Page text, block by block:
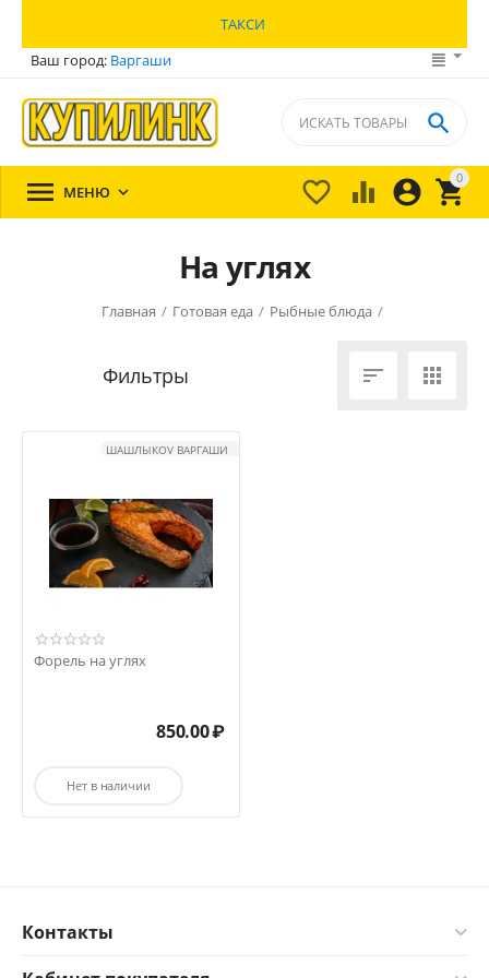
ТАКСИ
Ваш город: Варгаши
0


 

 МЕНЮ 
На углях
Главная / Готовая еда / Рыбные блюда /
 
ШАШЛЫКOV ВАРГАШИ
Форель на углях
850.00₽
Нет в наличии
Контакты